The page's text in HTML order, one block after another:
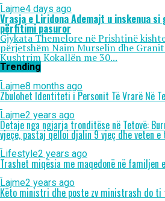
Lajme4 days ago
Vrasja e Liridona Ademajt u inskenua
përfitimi pasuror
Gjykata Themelore në Prishtinë
përjetshëm Naim Murselin dhe
Kushtrim Kokallën me 30...
Trending
Lajme8 months ago
Zbulohet Identiteti i Personit Të Vrarë Në
Lajme2 years ago
Detaje nga ngjarja tronditëse në Tetovë:
vjeçe, pastaj qëlloi djalin 9 vjeç dhe veten
Lifestyle2 years ago
Trashet miqësia me maqedonë në familjen
Lajme2 years ago
Këto ministri dhe poste zv ministrash do ti